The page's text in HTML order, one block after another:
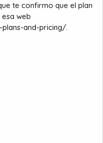
te confirmo que el plan
web
and-pricing/